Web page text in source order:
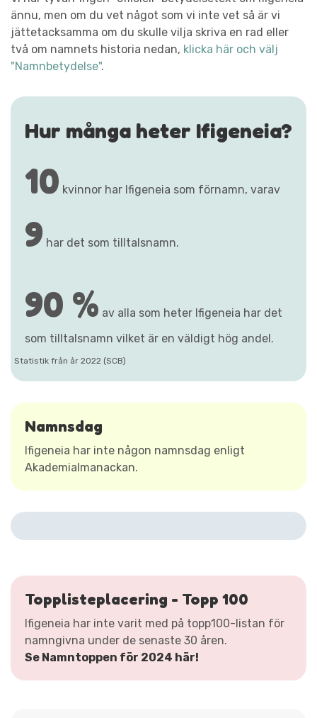
ännu, men om du vet något som vi inte vet så är vi
jättetacksamma om du skulle vilja skriva en rad eller
två om namnets historia nedan, klicka här och välj
"Namnbetydelse".
Hur många heter Ifigeneia?
10 kvinnor har Ifigeneia som förnamn, varav
9 har det som tilltalsnamn.
90 % av alla som heter Ifigeneia har det
som tilltalsnamn vilket är en väldigt hög andel.
Statistik från år 2022 (SCB)
Namnsdag
Ifigeneia har inte någon namnsdag enligt
Akademialmanackan.
Topplisteplacering - Topp 100
Ifigeneia har inte varit med på topp100-listan för
namngivna under de senaste 30 åren.
Se Namntoppen för 2024 här!